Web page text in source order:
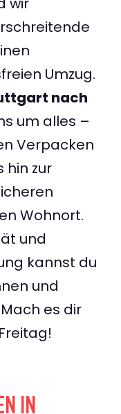
Umzug.
nach
um alles –
Verpacken
hin zur
Wohnort.
und
kannst du
und
es dir
IN